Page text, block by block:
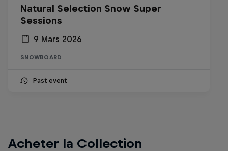
Natural Selection Snow Super
Sessions
9 Mars 2026
SNOWBOARD
Past event
Acheter la Collection